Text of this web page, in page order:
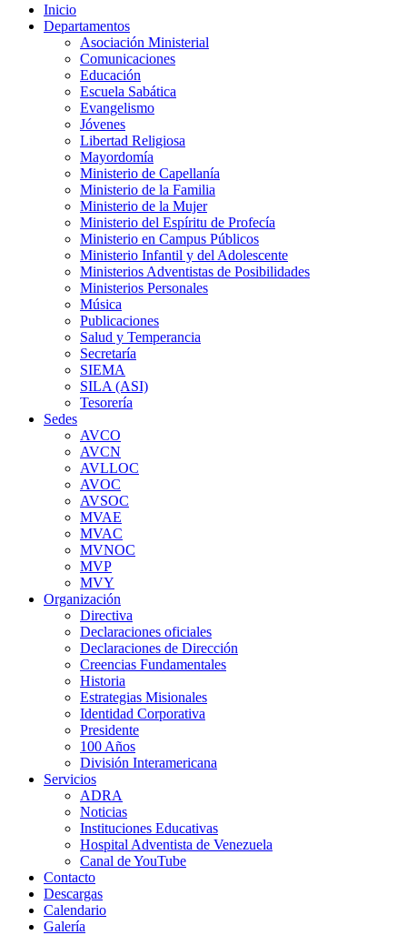
Inicio
Departamentos
Asociación Ministerial
Comunicaciones
Educación
Escuela Sabática
Evangelismo
Jóvenes
Libertad Religiosa
Mayordomía
Ministerio de Capellanía
Ministerio de la Familia
Ministerio de la Mujer
Ministerio del Espíritu de Profecía
Ministerio en Campus Públicos
Ministerio Infantil y del Adolescente
Ministerios Adventistas de Posibilidades
Ministerios Personales
Música
Publicaciones
Salud y Temperancia
Secretaría
SIEMA
SILA (ASI)
Tesorería
Sedes
AVCO
AVCN
AVLLOC
AVOC
AVSOC
MVAE
MVAC
MVNOC
MVP
MVY
Organización
Directiva
Declaraciones oficiales
Declaraciones de Dirección
Creencias Fundamentales
Historia
Estrategias Misionales
Identidad Corporativa
Presidente
100 Años
División Interamericana
Servicios
ADRA
Noticias
Instituciones Educativas
Hospital Adventista de Venezuela
Canal de YouTube
Contacto
Descargas
Calendario
Galería